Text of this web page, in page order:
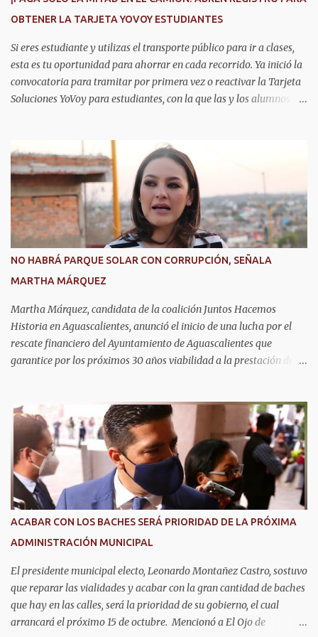
OBTENER LA TARJETA YOVOY ESTUDIANTES
Si eres estudiante y utilizas el transporte público para ir a clases,
esta es tu oportunidad para ahorrar en cada recorrido. Ya inició la
convocatoria para tramitar por primera vez o reactivar la Tarjeta
Soluciones YoVoy para estudiantes, con la que las y los alumnos
secundaria, bachillerato y universidad en Aguascalientes, quienes
pueden utilizar este descuento durante todo el año, lo cual
representa un importante apoyo para la economía de las familias.
La convocatoria permanecerá abierta durante los meses de agosto,
septiembre y octubre. El trámite se realiza de manera presencial
en las oficinas de la Agencia de Movilidad del Estado de
Aguascalientes (Amovea), ubicadas en el Complejo Tres Centurias,
de lunes a viernes, en un horario de 8:00 a 15:00 horas. Para
realizar el trámite por primera vez se debe presentar acta de
nacimiento, CURP, identificación oficial...
NO HABRÁ PARQUE SOLAR CON CORRUPCIÓN, SEÑALA
MARTHA MÁRQUEZ
Martha Márquez, candidata de la coalición Juntos Hacemos
Historia en Aguascalientes, anunció el inicio de una lucha por el
rescate financiero del Ayuntamiento de Aguascalientes que
garantice por los próximos 30 años viabilidad a la prestación de
necesarias para la cancelación del proyecto de parque solar, como
se anunció en Baja California días atrás con la misma empresa que
se tiene el convenio en Aguascalientes. La candidata del Partido del
Trabajo y Partido Verde manifestó que analizará las estrategias
legales para frenar el endeudamiento con los recursos del
municipio. Advirtió que en caso de ser necesario acudirá con el
presidente de la república Andrés Manuel López Obrador, así como
construir un acuerdo para cancelar este proyecto por su
inviabilidad y serio riesgo de impactar negativamente la calidad
ACABAR CON LOS BACHES SERÁ PRIORIDAD DE LA PRÓXIMA
ADMINISTRACIÓN MUNICIPAL
El presidente municipal electo, Leonardo Montañez Castro, sostuvo
que reparar las vialidades y acabar con la gran cantidad de baches
que hay en las calles, será la prioridad de su gobierno, el cual
arrancará el próximo 15 de octubre. Mencionó a El Ojo de